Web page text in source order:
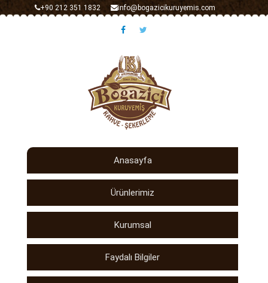
+90 212 351 1832 info@bogazicikuruyemis.com
Anasayfa
Ürünlerimiz
Kurumsal
Faydalı Bilgiler